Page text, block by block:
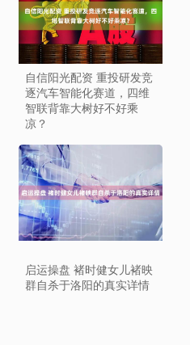
自信阳光配资 重投研发竞
逐汽车智能化赛道，四维
智联背靠大树好不好乘
凉？
启运操盘 褚时健女儿褚映
群自杀于洛阳的真实详情